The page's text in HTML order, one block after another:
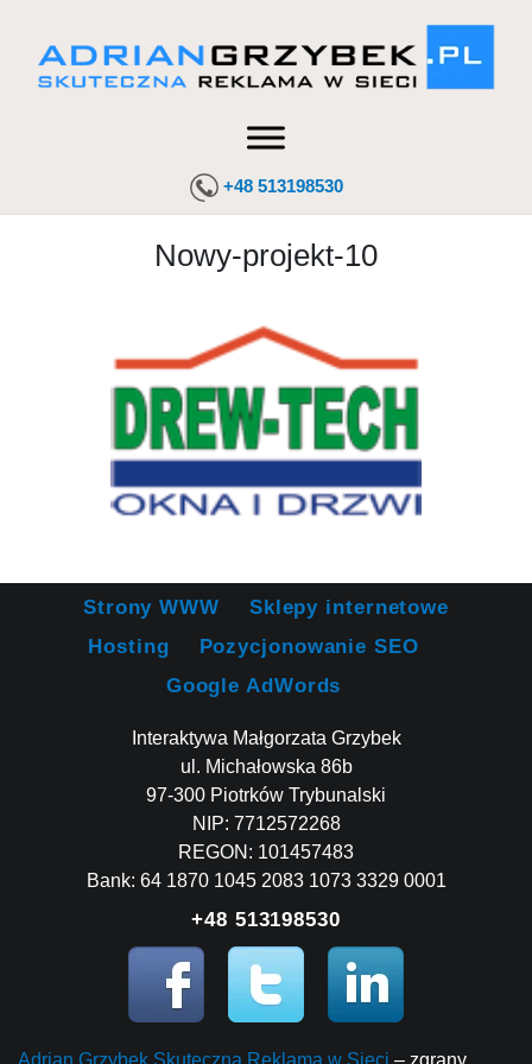
+48 513198530
Nowy-projekt-10
Strony WWW
Sklepy internetowe
Hosting
Pozycjonowanie SEO
Google AdWords
Interaktywa Małgorzata Grzybek
ul. Michałowska 86b
97-300 Piotrków Trybunalski
NIP: 7712572268
REGON: 101457483
Bank: 64 1870 1045 2083 1073 3329 0001
+48 513198530
Adrian Grzybek Skuteczna Reklama w Sieci – zgrany